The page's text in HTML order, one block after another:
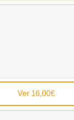
Ver 16,00€